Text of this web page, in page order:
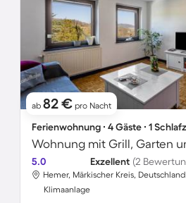
ab 82 € pro Nacht
Ferienwohnung ∙ 4 Gäste ∙ 1
5.0 Exzellent (2
Hemer, Märkischer Kreis, Deutschland
Klimaanlage